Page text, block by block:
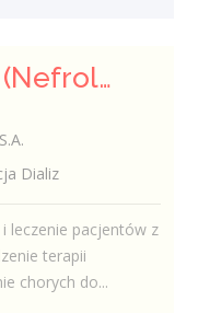
Lekarz Specjalista (Nefrolog / Internista) (K/M/N)
Dializ
leczenie pacjentów z
terapii
chorych do...